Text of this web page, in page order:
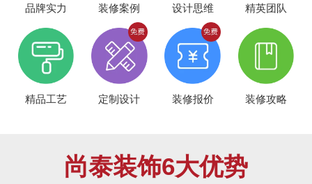
品牌实力 装修案例 设计思维 精英团队
精品工艺 定制设计 装修报价 装修攻略
尚泰装饰6大优势